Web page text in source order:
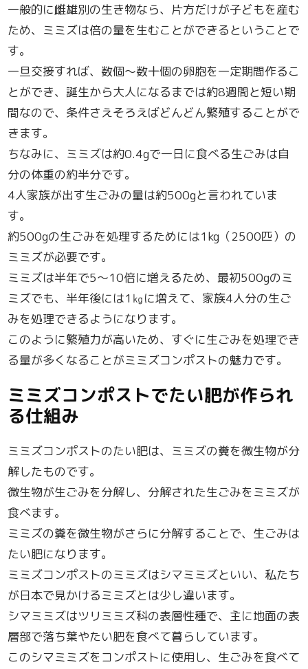
一般的に雌雄別の生き物なら、片方だけが子どもを産む
ため、ミミズは倍の量を生むことができるということで
す。
一旦交接すれば、数個～数十個の卵胞を一定期間作るこ
とができ、誕生から大人になるまでは約8週間と短い期
間なので、条件さえそろえばどんどん繁殖することがで
きます。
ちなみに、ミミズは約0.4gで一日に食べる生ごみは自
分の体重の約半分です。
4人家族が出す生ごみの量は約500gと言われていま
す。
約500gの生ごみを処理するためには1kg（2500匹）の
ミミズが必要です。
ミミズは半年で5～10倍に増えるため、最初500gのミ
ミズでも、半年後には1㎏に増えて、家族4人分の生ご
みを処理できるようになります。
このように繁殖力が高いため、すぐに生ごみを処理でき
る量が多くなることがミミズコンポストの魅力です。
ミミズコンポストでたい肥が作られ
る仕組み
ミミズコンポストのたい肥は、ミミズの糞を微生物が分
解したものです。
微生物が生ごみを分解し、分解された生ごみをミミズが
食べます。
ミミズの糞を微生物がさらに分解することで、生ごみは
たい肥になります。
ミミズコンポストのミミズはシマミミズといい、私たち
が日本で見かけるミミズとは少し違います。
シマミミズはツリミミズ科の表層性種で、主に地面の表
層部で落ち葉やたい肥を食べて暮らしています。
このシマミミズをコンポストに使用し、生ごみを食べて